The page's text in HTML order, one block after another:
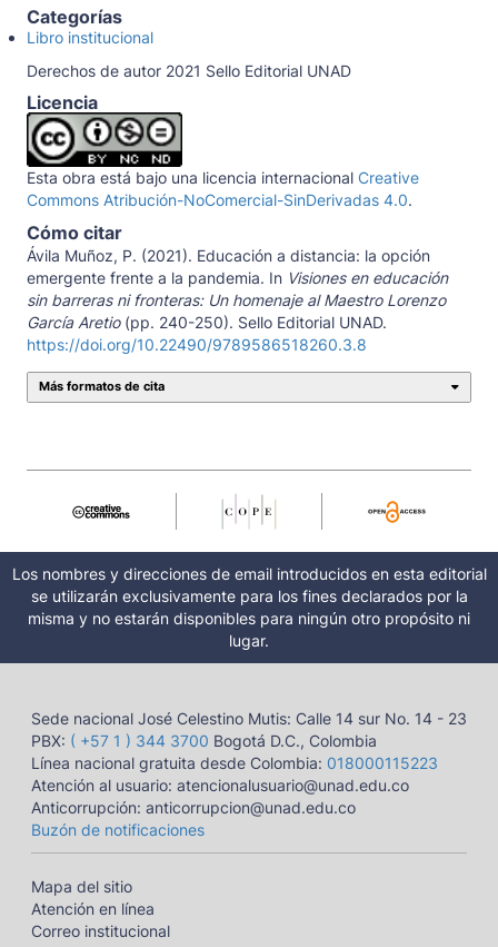
Categorías
Libro institucional
Derechos de autor 2021 Sello Editorial UNAD
Licencia
Esta obra está bajo una licencia internacional Creative
Commons Atribución-NoComercial-SinDerivadas 4.0.
Cómo citar
Ávila Muñoz, P. (2021). Educación a distancia: la opción
emergente frente a la pandemia. In Visiones en educación
sin barreras ni fronteras: Un homenaje al Maestro Lorenzo
García Aretio(pp. 240-250). Sello Editorial UNAD.
https://doi.org/10.22490/9789586518260.3.8
Más formatos de cita
Los nombres y direcciones de email introducidos en esta editorial
se utilizarán exclusivamente para los fines declarados por la
misma y no estarán disponibles para ningún otro propósito ni
lugar.
Sede nacional José Celestino Mutis: Calle 14 sur No. 14 - 23
PBX: ( +57 1 ) 344 3700 Bogotá D.C., Colombia
Línea nacional gratuita desde Colombia: 018000115223
Atención al usuario: atencionalusuario@unad.edu.co
Anticorrupción: anticorrupcion@unad.edu.co
Buzón de notificaciones
Mapa del sitio
Atención en línea
Correo institucional